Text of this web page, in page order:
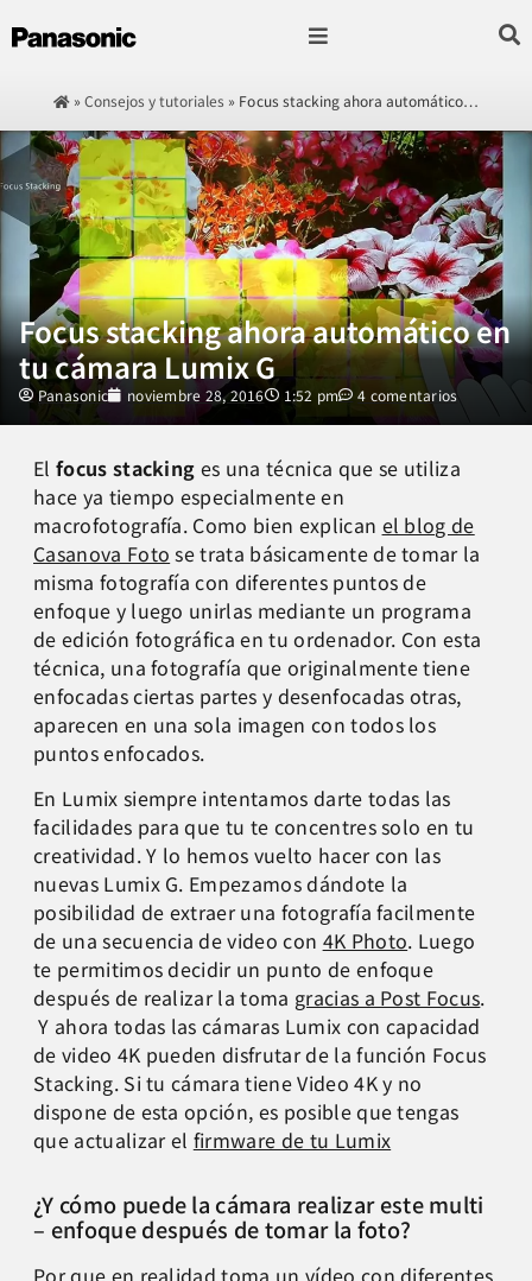
»Consejos y tutoriales » Focus stacking ahora automático…
Focus stacking ahora automático en
tu cámara Lumix G
Panasonic noviembre 28, 2016 1:52 pm 4 comentarios
El focus stacking es una técnica que se utiliza
hace ya tiempo especialmente en
macrofotografía. Como bien explican el blog de
Casanova Foto se trata básicamente de tomar la
misma fotografía con diferentes puntos de
enfoque y luego unirlas mediante un programa
de edición fotográfica en tu ordenador. Con esta
técnica, una fotografía que originalmente tiene
enfocadas ciertas partes y desenfocadas otras,
aparecen en una sola imagen con todos los
puntos enfocados.
En Lumix siempre intentamos darte todas las
facilidades para que tu te concentres solo en tu
creatividad. Y lo hemos vuelto hacer con las
nuevas Lumix G. Empezamos dándote la
posibilidad de extraer una fotografía facilmente
de una secuencia de video con 4K Photo. Luego
te permitimos decidir un punto de enfoque
después de realizar la toma gracias a Post Focus.
Y ahora todas las cámaras Lumix con capacidad
de video 4K pueden disfrutar de la función Focus
Stacking. Si tu cámara tiene Video 4K y no
dispone de esta opción, es posible que tengas
que actualizar el firmware de tu Lumix
¿Y cómo puede la cámara realizar este multi
– enfoque después de tomar la foto?